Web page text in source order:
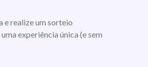
e realize um sorteio
experiência única (e sem